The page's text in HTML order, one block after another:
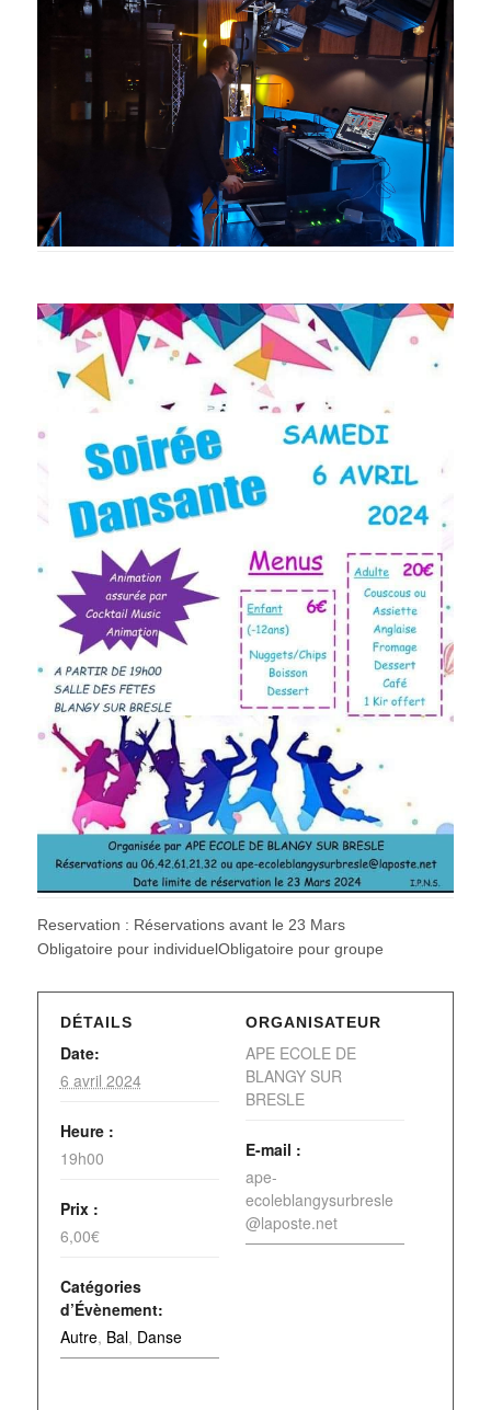
Reservation : Réservations avant le 23 Mars
Obligatoire pour individuelObligatoire pour groupe
DÉTAILS
Date:
6 avril 2024
Heure :
19h00
Prix :
6,00€
Catégories
d’Évènement:
Autre, Bal, Danse
ORGANISATEUR
APE ECOLE DE
BLANGY SUR
BRESLE
E-mail :
ape-
ecoleblangysurbresle
@laposte.net